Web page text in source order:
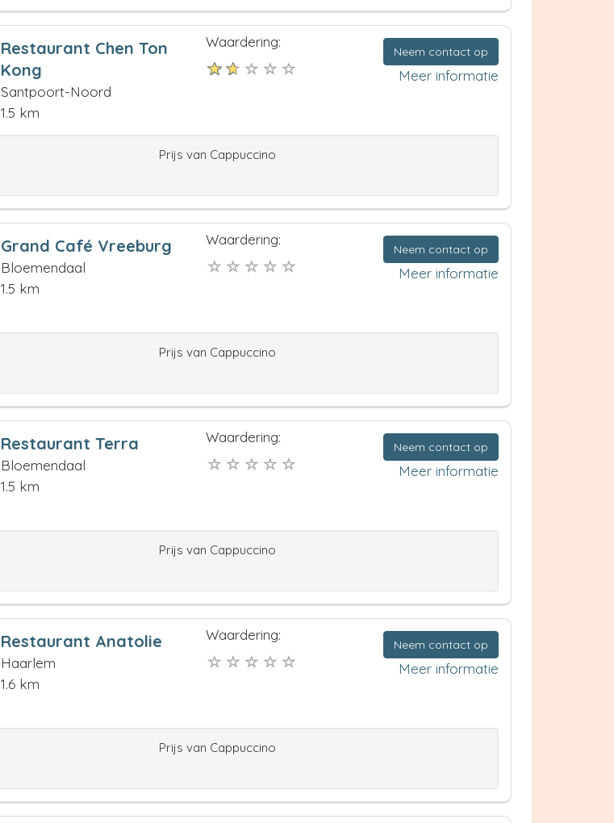
Restaurant Chen Ton
Kong
Santpoort-Noord
1.5 km
Waardering:
Neem contact op
Meer informatie
Prijs van Cappuccino
Grand Café Vreeburg
Bloemendaal
1.5 km
Waardering:
Neem contact op
Meer informatie
Prijs van Cappuccino
Restaurant Terra
Bloemendaal
1.5 km
Waardering:
Neem contact op
Meer informatie
Prijs van Cappuccino
Restaurant Anatolie
Haarlem
1.6 km
Waardering:
Neem contact op
Meer informatie
Prijs van Cappuccino